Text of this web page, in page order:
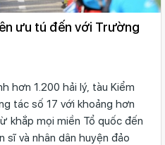
ưu tú đến với Trường
hơn 1.200 hải lý, tàu Kiểm
tác số 17 với khoảng hơn
khắp mọi miền Tổ quốc đến
sĩ và nhân dân huyện đảo